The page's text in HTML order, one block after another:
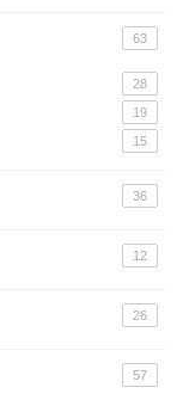
63
28
19
15
36
12
26
57